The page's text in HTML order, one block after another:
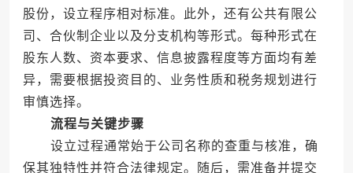
股份，设立程序相对标准。此外，还有公共有限公
司、合伙制企业以及分支机构等形式。每种形式在
股东人数、资本要求、信息披露程度等方面均有差
异，需要根据投资目的、业务性质和税务规划进行
审慎选择。
流程与关键步骤
设立过程通常始于公司名称的查重与核准，确
保其独特性并符合法律规定。随后，需准备并提交